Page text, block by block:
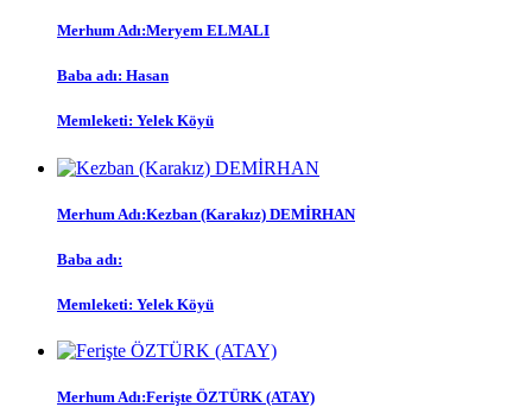
Merhum Adı:Meryem ELMALI
Baba adı: Hasan
Memleketi: Yelek Köyü
Merhum Adı:Kezban (Karakız) DEMİRHAN
Baba adı:
Memleketi: Yelek Köyü
Merhum Adı:Ferişte ÖZTÜRK (ATAY)